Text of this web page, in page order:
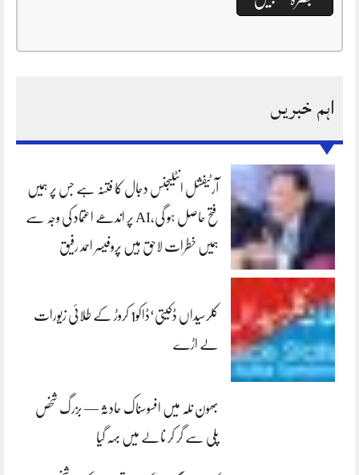
اہم خبریں
آرٹیفشل انٹلیجنس دجال کا فتنہ ہے جس پر ہمیں
فتح حاصل ہو گی،AI پر اندھے اعتماد کی وجہ سے
ہمیں خطرات لاحق ہیں پروفیسر احمد رفیق
کلرسیداں ڈکیتی‘ڈاکو1 کروڑ کے طلائی زیورات
لے اڑے
بھون نلہ میں افسوسناک حادثہ — بزرگ شخص
پلی سے گر کر نالے میں بہہ گیا